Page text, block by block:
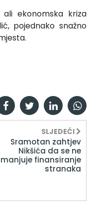
ekonomska kriza
pojednako snažno
SLJEDEĆI
Sramotan zahtjev
Nikšića da se ne
finansiranje
stranaka